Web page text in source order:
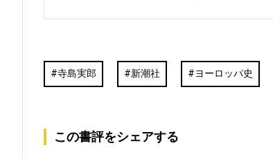
寺島実郎 新潮社 ヨーロッパ史
この書評をシェアする